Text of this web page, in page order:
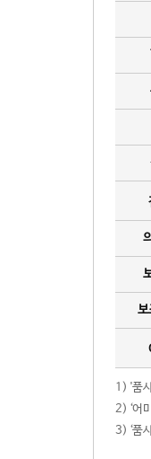
보
1) '품
2) ‘어
3) ‘품